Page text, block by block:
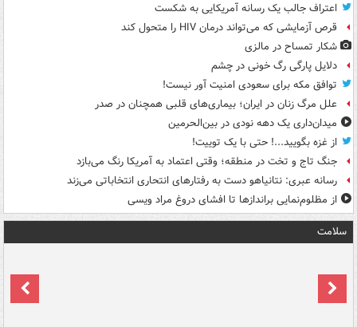
اعتراف جالب یک رسانه آمریکایی به شکست
قرص آزمایشی که می‌تواند درمان HIV را متحول کند
شکار تمساح در مالزی
دلایل پارگی رگ خونی در چشم
توافق مکه برای سعودی امنیت آور نیست!
علل مرگ زنان در ایران؛ بیماری‌های قلبی همچنان در صدر
میدان‌داری یک دهه نودی در بین‌الحرمین
از غزه بگویید...! حتی با یک توییت!
جنگ تاج و تخت در منطقه؛ وقتی اعتماد به آمریکا رنگ می‌بازد
رسانه عبری: نتانیاهو دست به رفتارهای انتحاری انتخاباتی می‌زند
از مظلوم‌نمایی براندازها تا افشای دروغ مراد ویسی
سلامت